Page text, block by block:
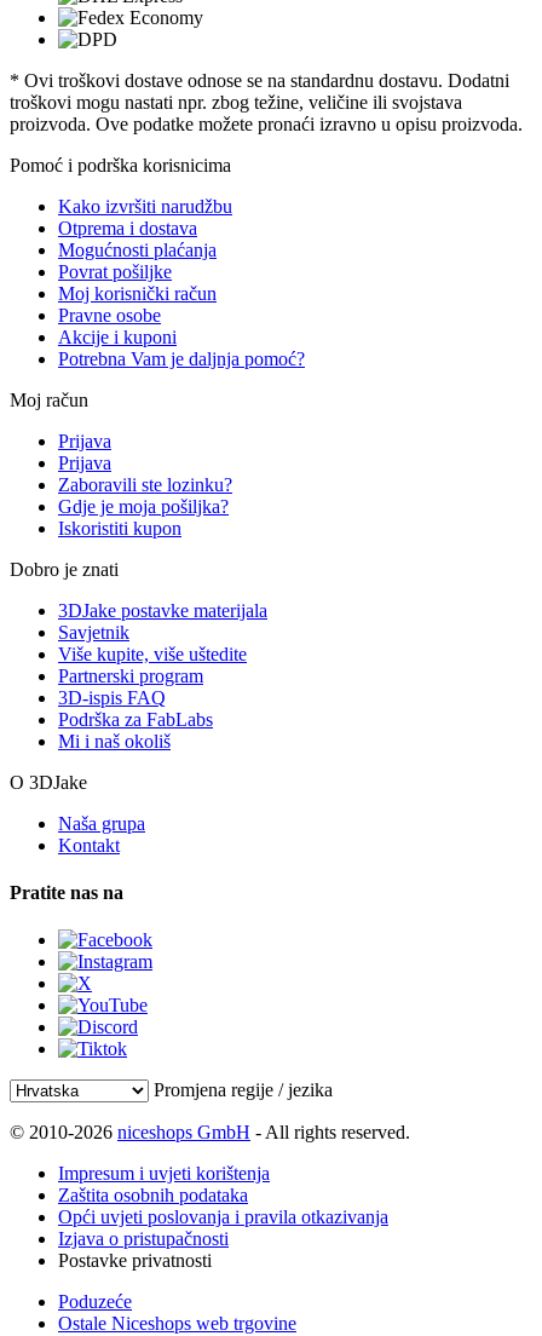
* Ovi troškovi dostave odnose se na standardnu ​​dostavu. Dodatni
troškovi mogu nastati npr. zbog težine, veličine ili svojstava
proizvoda. Ove podatke možete pronaći izravno u opisu proizvoda.
Pomoć i podrška korisnicima
Kako izvršiti narudžbu
Otprema i dostava
Mogućnosti plaćanja
Povrat pošiljke
Moj korisnički račun
Pravne osobe
Akcije i kuponi
Potrebna Vam je daljnja pomoć?
Moj račun
Prijava
Prijava
Zaboravili ste lozinku?
Gdje je moja pošiljka?
Iskoristiti kupon
Dobro je znati
3DJake postavke materijala
Savjetnik
Više kupite, više uštedite
Partnerski program
3D-ispis FAQ
Podrška za FabLabs
Mi i naš okoliš
O 3DJake
Naša grupa
Kontakt
Pratite nas na
Promjena regije / jezika
© 2010-2026 niceshops GmbH - All rights reserved.
Impresum i uvjeti korištenja
Zaštita osobnih podataka
Opći uvjeti poslovanja i pravila otkazivanja
Izjava o pristupačnosti
Postavke privatnosti
Poduzeće
Ostale Niceshops web trgovine